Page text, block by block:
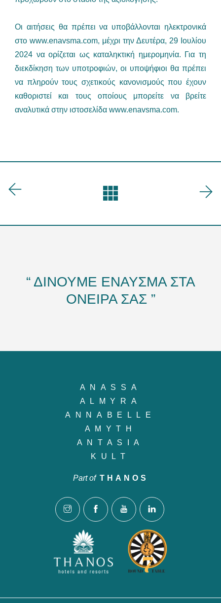
Οι αιτήσεις θα πρέπει να υποβάλλονται ηλεκτρονικά
στο www.enavsma.com, μέχρι την Δευτέρα, 29 Ιουλίου
2024 να ορίζεται ως καταληκτική ημερομηνία. Για τη
διεκδίκηση των υποτροφιών, οι υποψήφιοι θα πρέπει
να πληρούν τους σχετικούς κανονισμούς που έχουν
καθοριστεί και τους οποίους μπορείτε να βρείτε
αναλυτικά στην ιστοσελίδα www.enavsma.com.
“ ΔΙΝΟΥΜΕ ΕΝΑΥΣΜΑ ΣΤΑ
ΟΝΕΙΡΑ ΣΑΣ ”
ANASSA
ALMYRA
ANNABELLE
AMYTH
ANTASIA
KULT
Part of THANOS